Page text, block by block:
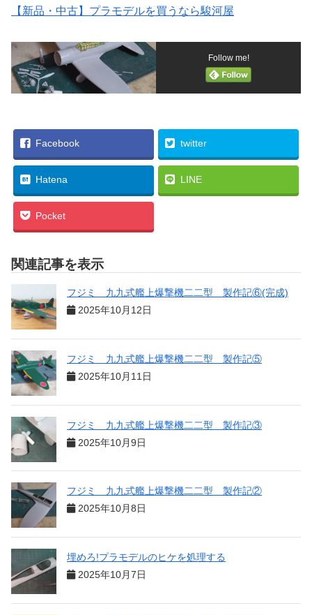
【新品・中古】プラモデルを買うなら駿河屋
Follow me!
Facebook twitter
Hatena LINE
Pocket
関連記事を表示
フジミ 九九式艦上爆撃機二二型 製作記⑥(完成)
2025年10月12日
フジミ 九九式艦上爆撃機二二型 製作記⑤
2025年10月11日
フジミ 九九式艦上爆撃機二二型 製作記③
2025年10月9日
フジミ 九九式艦上爆撃機二二型 製作記②
2025年10月8日
埋めろ!プラモデルのヒケを処理する
2025年10月7日